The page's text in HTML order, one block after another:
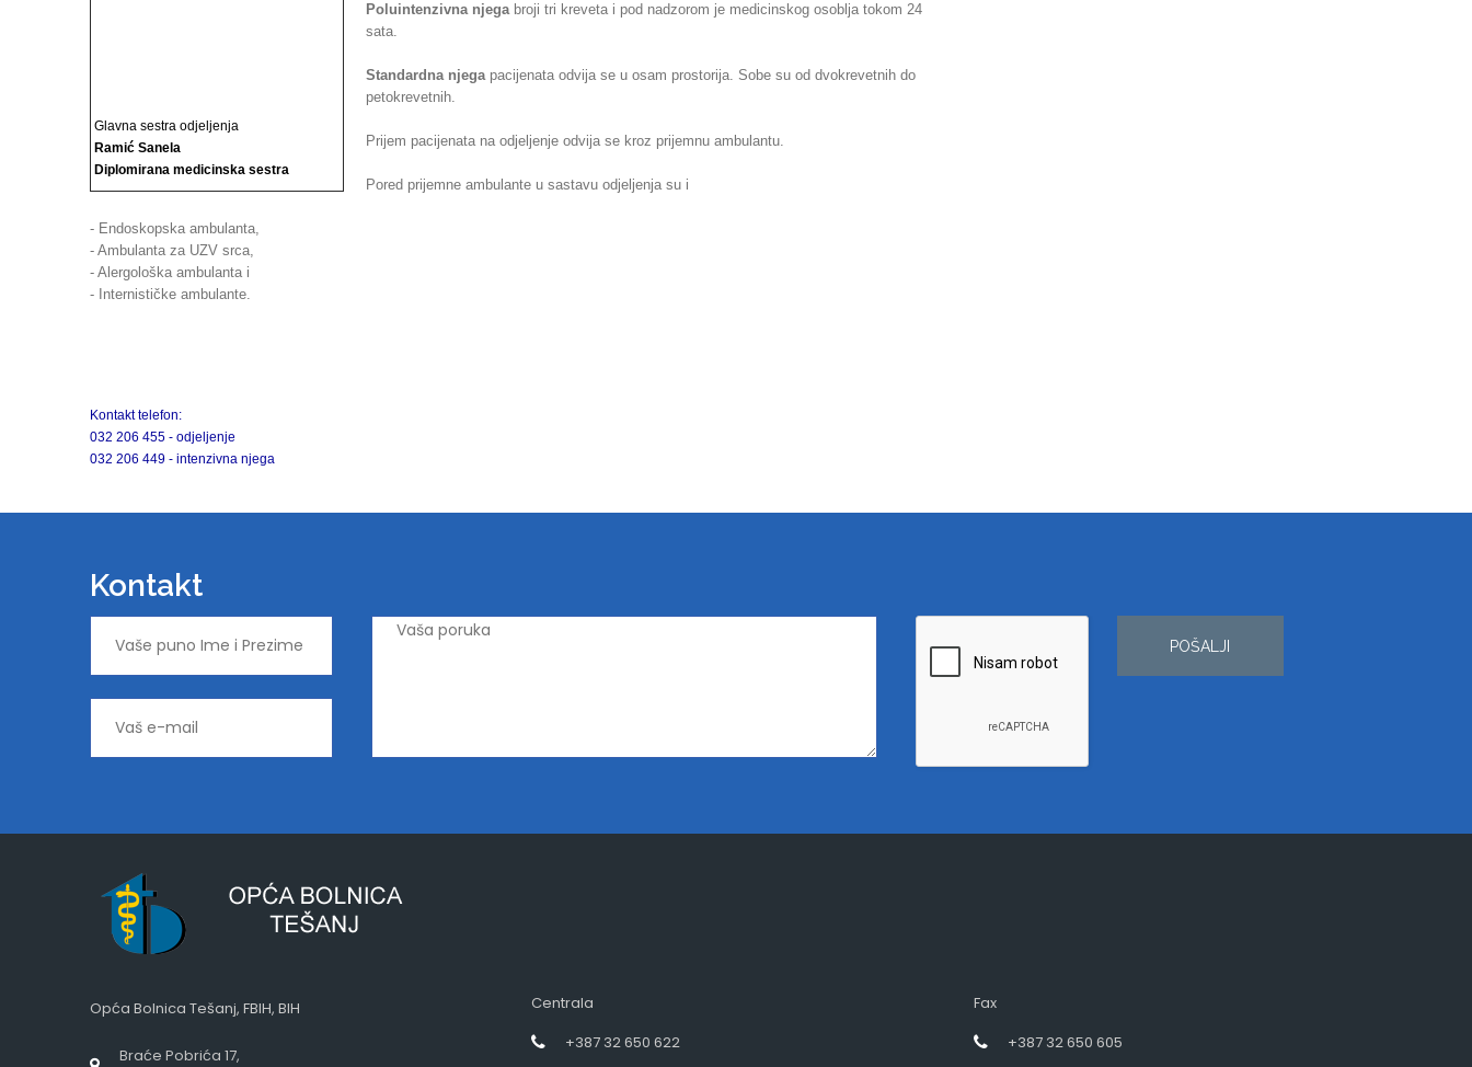
Glavna sestra odjeljenja
Ramić Sanela
Diplomirana medicinska sestra
Poluintenzivna njegabroji tri kreveta i pod nadzorom je medicinskog osoblja tokom 24
sata.
Standardna njegapacijenata odvija se u osam prostorija. Sobe su od dvokrevetnih do
petokrevetnih.
Prijem pacijenata na odjeljenje odvija se kroz prijemnu ambulantu.
Pored prijemne ambulante u sastavu odjeljenja su i
- Endoskopska ambulanta,
- Ambulanta za UZV srca,
- Alergološka ambulanta i
- Internističke ambulante.
Kontakt telefon:
032 206 455 - odjeljenje
032 206 449 - intenzivna njega
Kontakt
POŠALJI
Opća Bolnica Tešanj, FBIH, BIH
Braće Pobrića 17,
Centrala
+387 32 650 622
Fax
+387 32 650 605